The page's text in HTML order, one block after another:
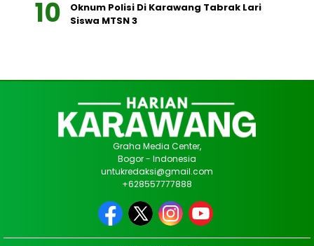
Oknum Polisi Di Karawang Tabrak Lari
Siswa MTSN 3
Graha Media Center,
Bogor - Indonesia
untukredaksi@gmail.com
+628557777888